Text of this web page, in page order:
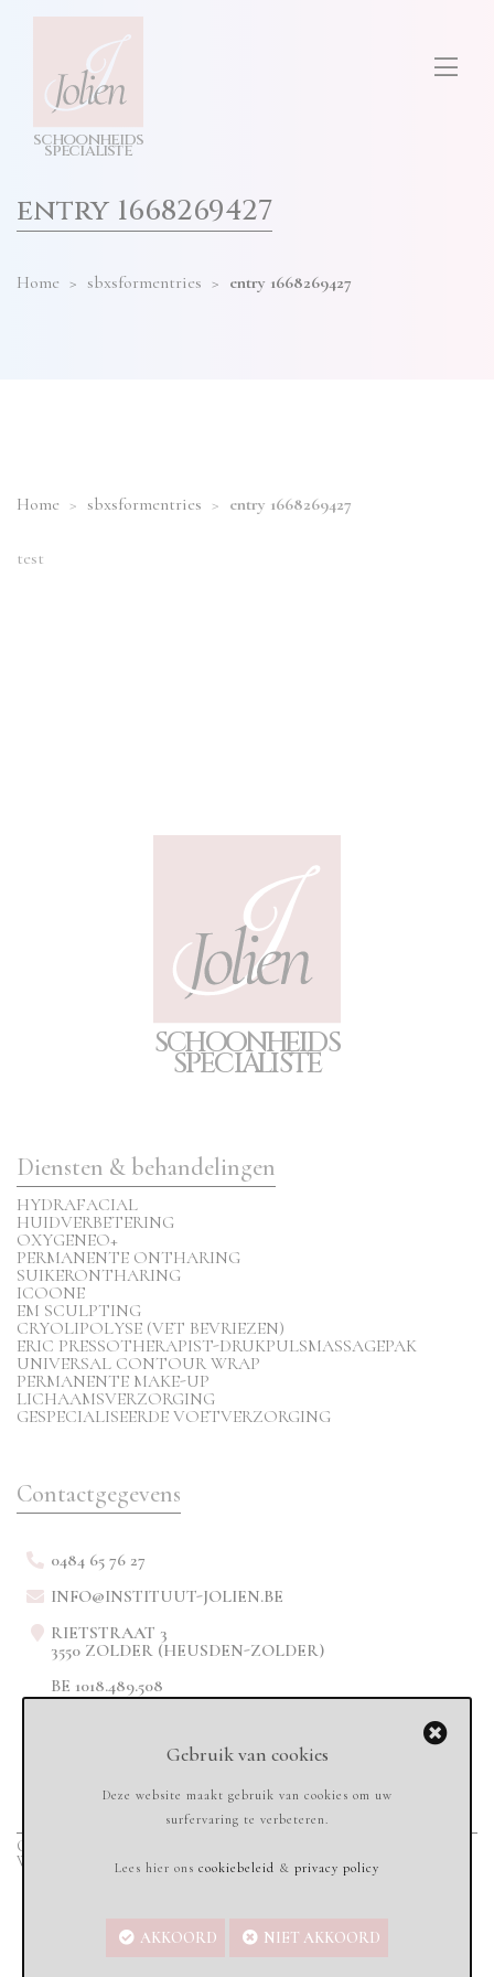
schoonheids
specialiste
invullen
entry 1668269427
Home > sbxsformentries > entry 1668269427
Home > sbxsformentries > entry 1668269427
test
SCHOONHEIDS
SPECIALISTE
Diensten & behandelingen
HYDRAFACIAL
HUIDVERBETERING
OXYGENEO+
PERMANENTE ONTHARING
SUIKERONTHARING
ICOONE
EM SCULPTING
CRYOLIPOLYSE (VET BEVRIEZEN)
ERIC PRESSOTHERAPIST-DRUKPULSMASSAGEPAK
UNIVERSAL CONTOUR WRAP
PERMANENTE MAKE-UP
LICHAAMSVERZORGING
GESPECIALISEERDE VOETVERZORGING
Contactgegevens
0484 65 76 27
INFO@INSTITUUT-JOLIEN.BE
RIETSTRAAT 3
3550 ZOLDER (HEUSDEN-ZOLDER)
BE 1018.489.508
Copyright © 2020
Webdesign & Marketing
Gebruik van cookies
Deze website maakt gebruik van cookies om uw
surfervaring te verbeteren.
Lees hier ons cookiebeleid & privacy policy
AKKOORD NIET AKKOORD